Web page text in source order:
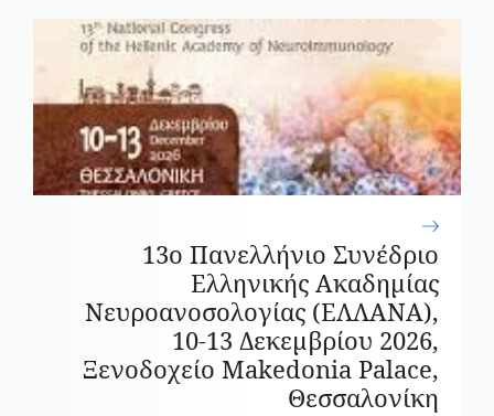
13ο Πανελλήνιο Συνέδριο
Ελληνικής Ακαδημίας
Νευροανοσολογίας (ΕΛΛΑΝΑ),
10-13 Δεκεμβρίου 2026,
Ξενοδοχείο Makedonia Palace,
Θεσσαλονίκη